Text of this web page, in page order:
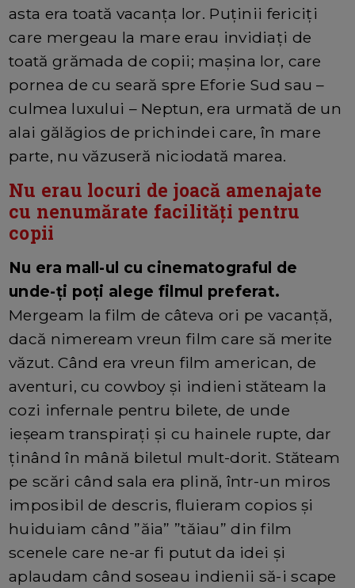
asta era toată vacanța lor. Puținii fericiți
care mergeau la mare erau invidiați de
toată grămada de copii; mașina lor, care
pornea de cu seară spre Eforie Sud sau –
culmea luxului – Neptun, era urmată de un
alai gălăgios de prichindei care, în mare
parte, nu văzuseră niciodată marea.
Nu erau locuri de joacă amenajate
cu nenumărate facilități pentru
copii
Nu era mall-ul cu cinematograful de
unde-ți poți alege filmul preferat.
Mergeam la film de câteva ori pe vacanță,
dacă nimeream vreun film care să merite
văzut. Când era vreun film american, de
aventuri, cu cowboy și indieni stăteam la
cozi infernale pentru bilete, de unde
ieșeam transpirați și cu hainele rupte, dar
ținând în mână biletul mult-dorit. Stăteam
pe scări când sala era plină, într-un miros
imposibil de descris, fluieram copios și
huiduiam când ”ăia” ”tăiau” din film
scenele care ne-ar fi putut da idei și
aplaudam când soseau indienii să-i scape